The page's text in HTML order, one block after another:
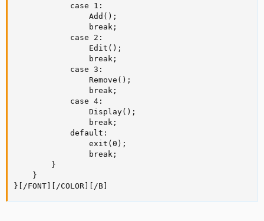
            case 1:
                Add();
                break;
            case 2:
                Edit();
                break;
            case 3:
                Remove();
                break;
            case 4:
                Display();
                break;
            default:
                exit(0);
                break;
        }
    }
}[/FONT][/COLOR][/B]